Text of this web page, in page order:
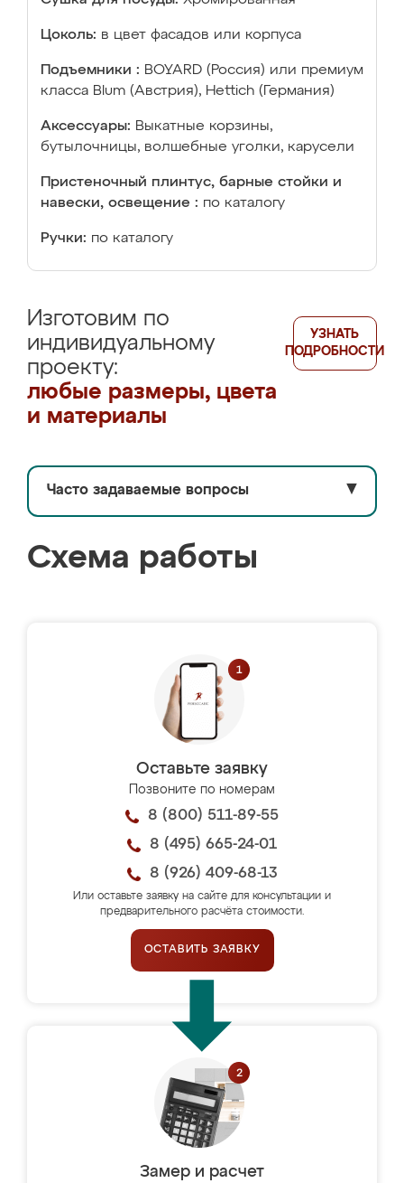
Цоколь: в цвет фасадов или корпуса
Подъемники : BOYARD (Россия) или премиум
класса Blum (Австрия), Hettich (Германия)
Аксессуары: Выкатные корзины,
бутылочницы, волшебные уголки, карусели
Пристеночный плинтус, барные стойки и
навески, освещение : по каталогу
Ручки: по каталогу
Изготовим по
индивидуальному
проекту:
любые размеры, цвета
и материалы
УЗНАТЬ
ПОДРОБНОСТИ
Часто задаваемые вопросы ▼
Схема работы
Оставьте заявку
Позвоните по номерам
8 (800) 511-89-55
8 (495) 665-24-01
8 (926) 409-68-13
Или оставьте заявку на сайте для консультации и
предварительного расчёта стоимости.
ОСТАВИТЬ ЗАЯВКУ
Замер и расчет